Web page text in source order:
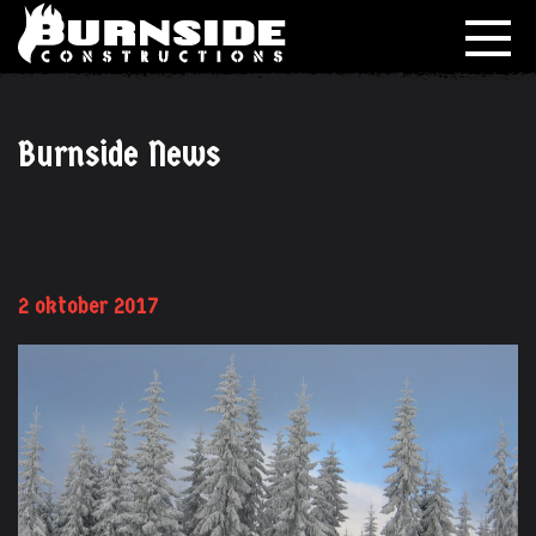
Burnside News
2 oktober 2017